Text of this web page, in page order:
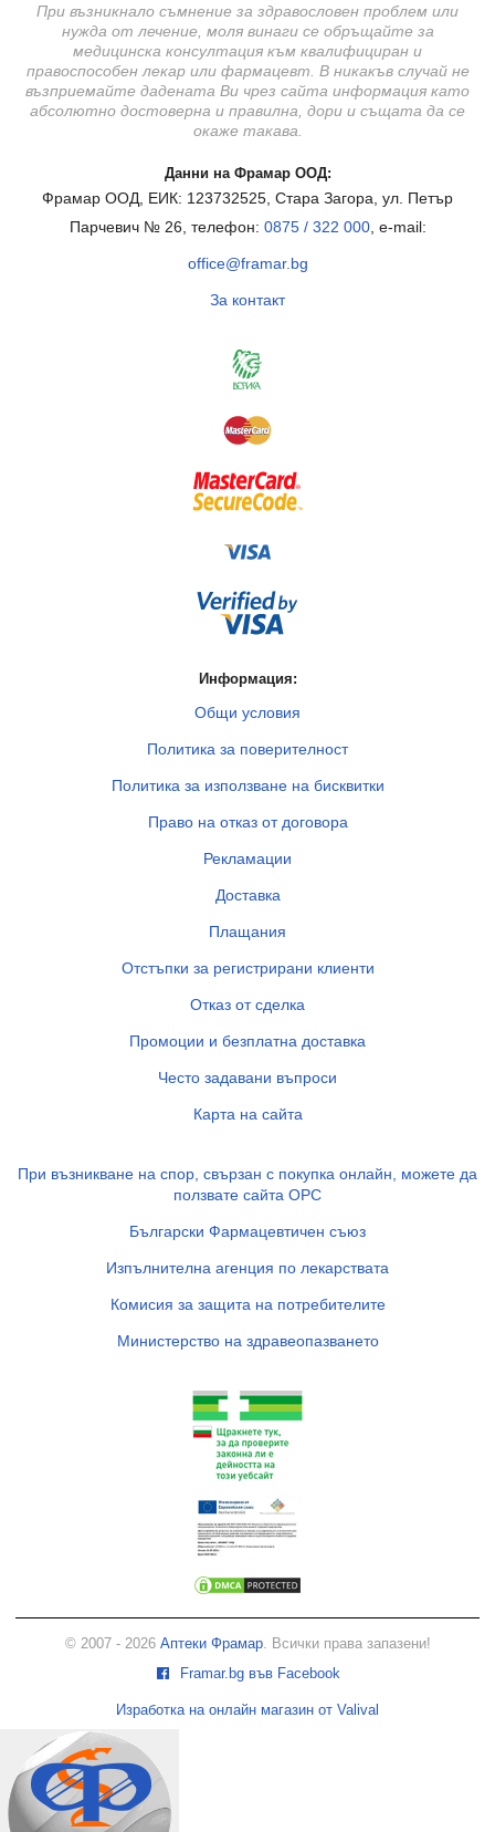
При възникнало съмнение за здравословен проблем или
нужда от лечение, моля винаги се обръщайте за
медицинска консултация към квалифициран и
правоспособен лекар или фармацевт. В никакъв случай не
възприемайте дадената Ви чрез сайта информация като
абсолютно достоверна и правилна, дори и същата да се
окаже такава.
Данни на Фрамар ООД:
Фрамар ООД, ЕИК: 123732525, Стара Загора, ул. Петър
Парчевич № 26, телефон: 0875 / 322 000, e-mail:
office@framar.bg
За контакт
Информация:
Общи условия
Политика за поверителност
Политика за използване на бисквитки
Право на отказ от договора
Рекламации
Доставка
Плащания
Отстъпки за регистрирани клиенти
Отказ от сделка
Промоции и безплатна доставка
Често задавани въпроси
Карта на сайта
При възникване на спор, свързан с покупка онлайн, можете да
ползвате сайта ОРС
Български Фармацевтичен съюз
Изпълнителна агенция по лекарствата
Комисия за защита на потребителите
Министерство на здравеопазването
© 2007 - 2026 Аптеки Фрамар. Всички права запазени!
Framar.bg във Facebook
Изработка на онлайн магазин от Valival